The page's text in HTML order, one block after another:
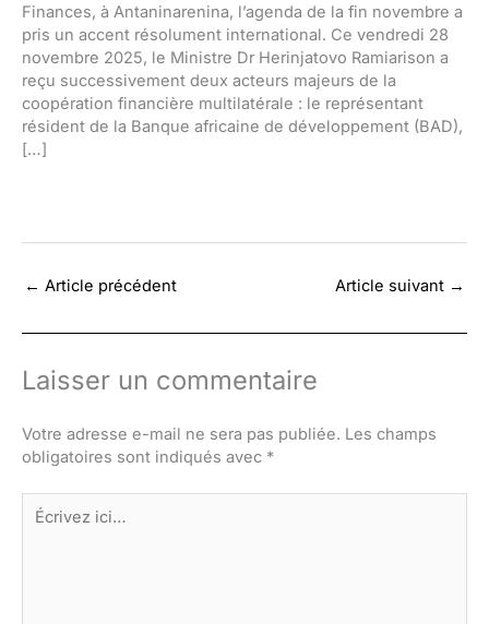
Finances, à Antaninarenina, l’agenda de la fin novembre a
pris un accent résolument international. Ce vendredi 28
novembre 2025, le Ministre Dr Herinjatovo Ramiarison a
reçu successivement deux acteurs majeurs de la
coopération financière multilatérale : le représentant
résident de la Banque africaine de développement (BAD),
[…]
← Article précédent Article suivant →
Laisser un commentaire
Votre adresse e-mail ne sera pas publiée. Les champs
obligatoires sont indiqués avec *
Écrivez
ici…